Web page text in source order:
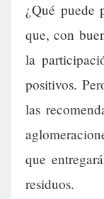
¿Qué puede
que, con
la
positivos.
las
que
residuos.